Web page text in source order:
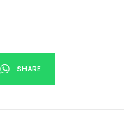
SHARE